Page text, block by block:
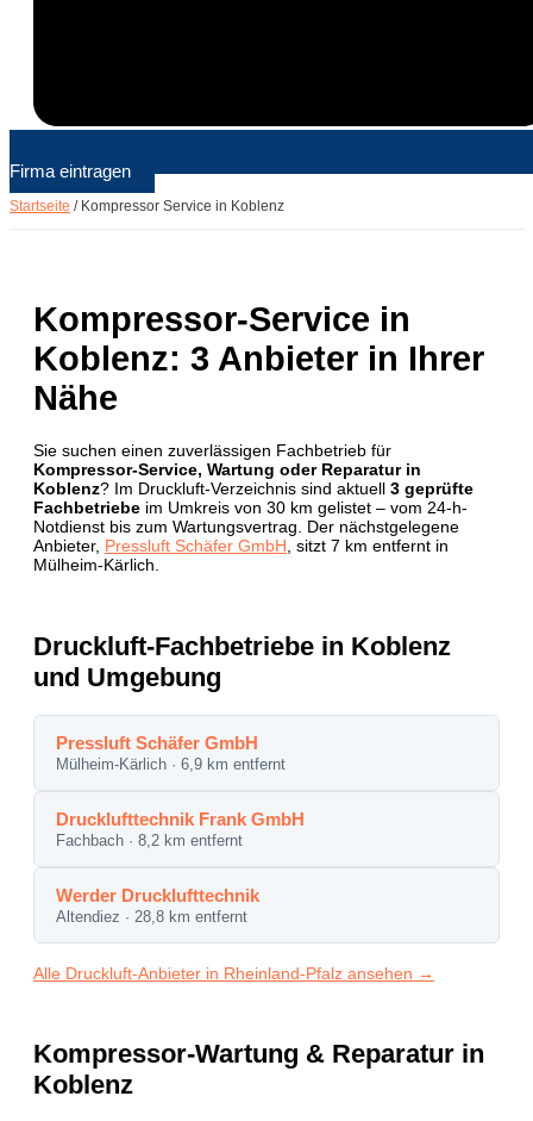
Firma eintragen
Startseite / Kompressor Service in Koblenz
Kompressor-Service in
Koblenz: 3 Anbieter in Ihrer
Nähe
Sie suchen einen zuverlässigen Fachbetrieb für
Kompressor-Service, Wartung oder Reparatur in
Koblenz? Im Druckluft-Verzeichnis sind aktuell 3 geprüfte
Fachbetriebe im Umkreis von 30 km gelistet – vom 24-h-
Notdienst bis zum Wartungsvertrag. Der nächstgelegene
Anbieter, Pressluft Schäfer GmbH , sitzt 7 km entfernt in
Mülheim-Kärlich.
Druckluft-Fachbetriebe in Koblenz
und Umgebung
Pressluft Schäfer GmbH
Mülheim-Kärlich · 6,9 km entfernt
Drucklufttechnik Frank GmbH
Fachbach · 8,2 km entfernt
Werder Drucklufttechnik
Altendiez · 28,8 km entfernt
Alle Druckluft-Anbieter in Rheinland-Pfalz ansehen →
Kompressor-Wartung & Reparatur in
Koblenz